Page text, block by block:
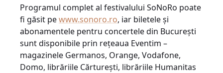
Programul complet al festivalului SoNoRo poate
fi găsit pewww.sonoro.ro, iar biletele şi
abonamentele pentru concertele din București
sunt disponibile prin reţeaua Eventim –
magazinele Germanos, Orange, Vodafone,
Domo, librăriile Cărtureşti, librăriile Humanitas